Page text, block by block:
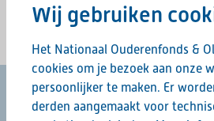
Wij gebruiken
Het Nationaal Ouderenfonds &
cookies om je bezoek aan onze
persoonlijker te maken. Er
derden aangemaakt voor